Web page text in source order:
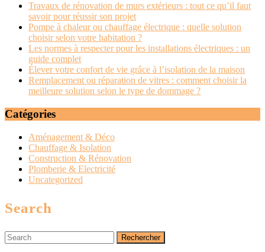
Travaux de rénovation de murs extérieurs : tout ce qu’il faut
savoir pour réussir son projet
Pompe à chaleur ou chauffage électrique : quelle solution
choisir selon votre habitation ?
Les normes à respecter pour les installations électriques : un
guide complet
Élever votre confort de vie grâce à l’isolation de la maison
Remplacement ou réparation de vitres : comment choisir la
meilleure solution selon le type de dommage ?
Catégories
Aménagement & Déco
Chauffage & Isolation
Construction & Rénovation
Plomberie & Electricité
Uncategorized
Search
Search
for: